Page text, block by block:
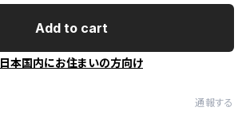
Add to cart
日本国内にお住まいの方向け
通報する